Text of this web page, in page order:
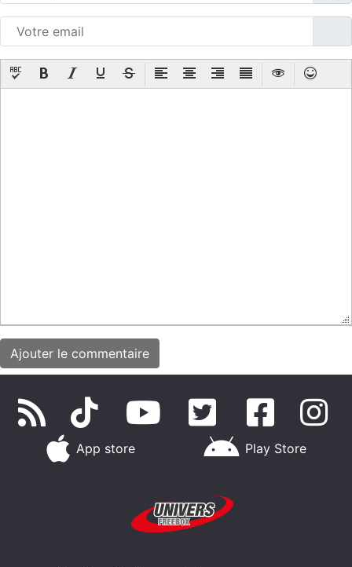
App store Play Store